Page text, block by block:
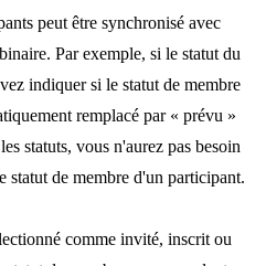
peut être synchronisé avec
Par exemple, si le statut du
indiquer si le statut de membre
remplacé par « prévu »
statuts, vous n'aurez pas besoin
statut de membre d'un participant.
comme invité, inscrit ou